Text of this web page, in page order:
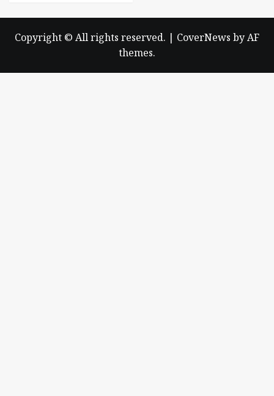
Copyright © All rights reserved. | CoverNews by AF
themes.